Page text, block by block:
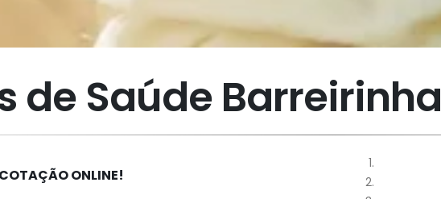
de Saúde Barreirinha
ONLINE!